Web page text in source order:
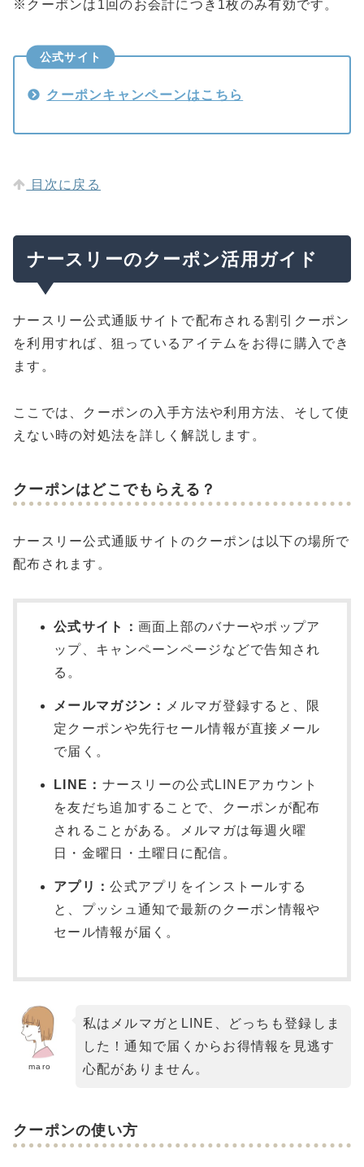
※クーポンは1回のお会計につき1枚のみ有効です。
公式サイト
クーポンキャンペーンはこちら
目次に戻る
ナースリーのクーポン活用ガイド
ナースリー公式通販サイトで配布される割引クーポン
を利用すれば、狙っているアイテムをお得に購入でき
ます。
ここでは、クーポンの入手方法や利用方法、そして使
えない時の対処法を詳しく解説します。
クーポンはどこでもらえる？
ナースリー公式通販サイトのクーポンは以下の場所で
配布されます。
公式サイト： 画面上部のバナーやポップア
ップ、キャンペーンページなどで告知され
る。
メールマガジン：
メルマガ登録すると、限
定クーポンや先行セール情報が直接メール
で届く。
LINE： ナースリーの公式LINEアカウント
を友だち追加することで、クーポンが配布
されることがある。メルマガは毎週火曜
日・金曜日・土曜日に配信。
アプリ：公式アプリをインストールする
と、プッシュ通知で最新のクーポン情報や
セール情報が届く。
maro
私はメルマガとLINE、どっちも登録しま
した！通知で届くからお得情報を見逃す
心配がありません。
クーポンの使い方